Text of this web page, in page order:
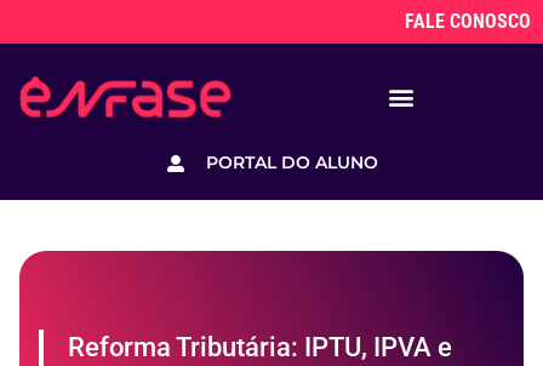
FALE CONOSCO
PORTAL DO ALUNO
Reforma Tributária: IPTU, IPVA e